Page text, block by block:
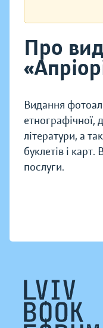
Про
Видання
етнографічної,
літератури, а
буклетів і
послуги.